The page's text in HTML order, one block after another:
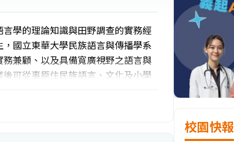
學的理論知識與田野調查的實務經
國立東華大學民族語言與傳播學系
兼顧、以及具備寬廣視野之語言與
可從事原住民族語言、文化及小學
校園快報